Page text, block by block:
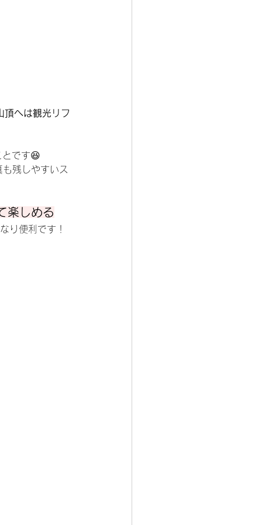
頂へは観光リフ
とです😆
残しやすいス
楽しめる
り便利です！